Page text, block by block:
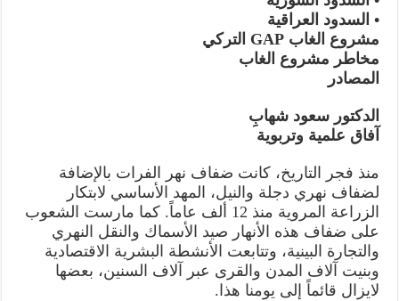
• السدود العراقية
مشروع الغاب GAP التركي
مخاطر مشروع الغاب
المصادر
الدكتور سعود شهابِ
آفاق علمية وتربوية
منذ فجر التاريخ، كانت ضفاف نهر الفرات بالإضافة
لضفاف نهري دجلة والنيل، المهد الأساسي لابتكار
الزراعة المروية منذ 12 ألف عاماً. كما مارست الشعوب
على ضفاف هذه الأنهار صيد الأسماك والنقل النهري
والتجارة البينية، وتتابعت الأنشطة البشرية الاقتصادية
وبنيت آلاف المدن والقرى عبر آلاف السنين، بعضها
لايزال قائماً إلى يومنا هذا.